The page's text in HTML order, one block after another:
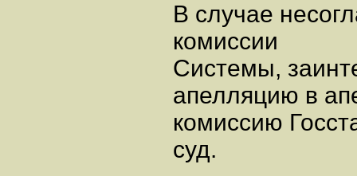
В случае
комиссии
Системы,
апелляцию в
комиссию
суд.